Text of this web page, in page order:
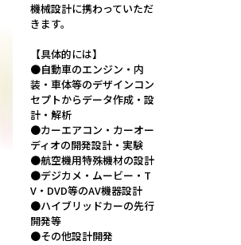
機械設計に携わっていただ
きます。
【具体的には】
●自動車のエンジン・内
装・車体等のデザインコン
セプトからデータ作成・設
計・解析
●カーエアコン・カーオー
ディオの開発設計・実験
●航空機用特殊機材の設計
●デジカメ・ムービー・T
V・DVD等のAV機器設計
●ハイブリッドカーの先行
開発等
●その他設計開発